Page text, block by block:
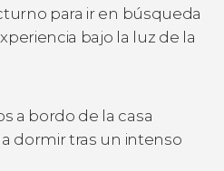
para ir en búsqueda
bajo la luz de la
a bordo de la casa
dormir tras un intenso